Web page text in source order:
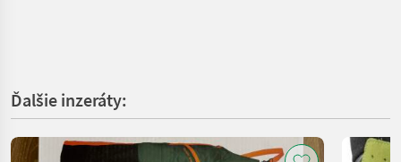
Ďalšie inzeráty: